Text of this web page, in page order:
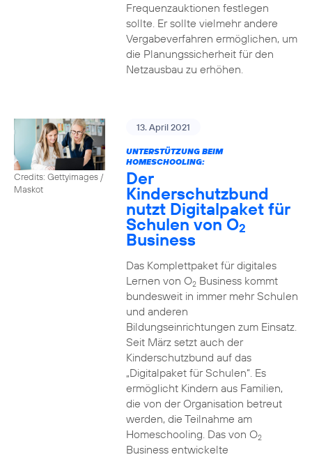
Frequenzauktionen festlegen
sollte. Er sollte vielmehr andere
Vergabeverfahren ermöglichen, um
die Planungssicherheit für den
Netzausbau zu erhöhen.
Credits: Gettyimages /
Maskot
13. April 2021
UNTERSTÜTZUNG BEIM
HOMESCHOOLING:
Der
Kinderschutzbund
nutzt Digitalpaket für
Schulen von O2
Business
Das Komplettpaket für digitales
Lernen von O2Business kommt
bundesweit in immer mehr Schulen
und anderen
Bildungseinrichtungen zum Einsatz.
Seit März setzt auch der
Kinderschutzbund auf das
„Digitalpaket für Schulen“. Es
ermöglicht Kindern aus Familien,
die von der Organisation betreut
werden, die Teilnahme am
Homeschooling. Das von O2
Business entwickelte